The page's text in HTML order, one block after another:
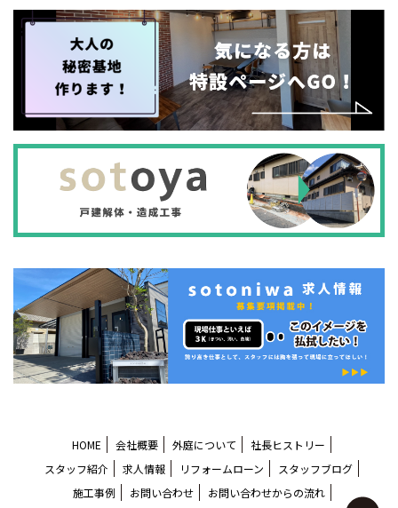
HOME 会社概要 外庭について
社長ヒストリー
スタッフ紹介
求人情報 リフォームローン
スタッフブログ
施工事例
お問い合わせ お問い合わせからの流れ